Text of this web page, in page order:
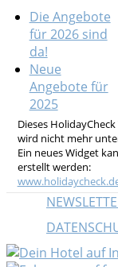
Die Angebote
für 2026 sind
da!
Neue
Angebote für
2025
Dieses
wird nicht mehr
Ein neues Widget
erstellt werden: